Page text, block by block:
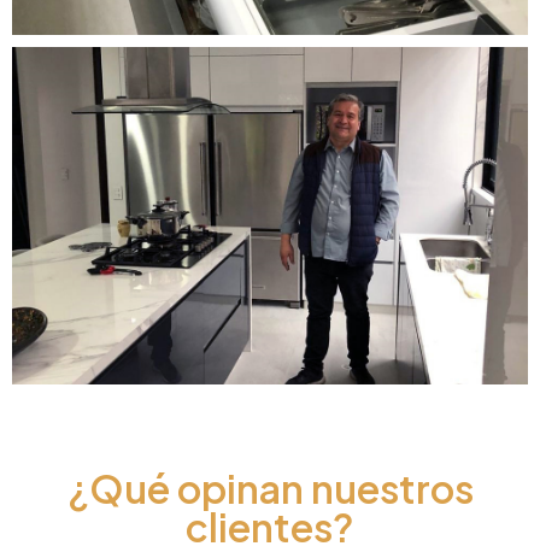
¿Qué opinan nuestros
clientes?